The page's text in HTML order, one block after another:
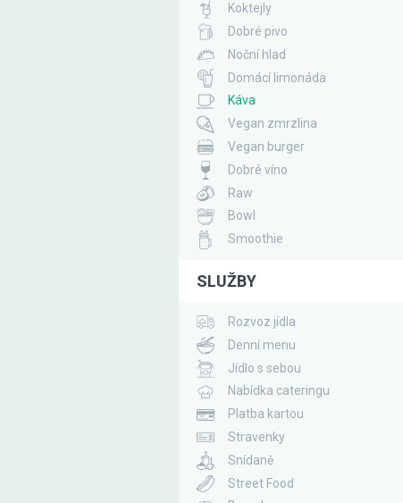
Koktejly
Dobré pivo
Noční hlad
Domácí limonáda
Káva
Vegan zmrzlina
Vegan burger
Dobré víno
Raw
Bowl
Smoothie
SLUŽBY
Rozvoz jídla
Denní menu
Jídlo s sebou
Nabídka cateringu
Platba kartou
Stravenky
Snídaně
Street Food